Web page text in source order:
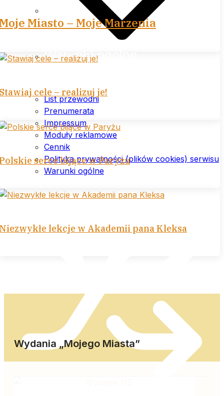
Polityka prywatności (plików
cookies) serwisu
Warunki ogólne
List przewodni
Prenumerata
Impressum
Moduły reklamowe
Cennik
Polityka prywatności (plików cookies) serwisu
Warunki ogólne
Miasto – Moje Marzenia
cele – realizuj je!
serce bijące w Paryżu
lekcje w Akademii pana Kleksa
Wydania „Mojego Miasta”